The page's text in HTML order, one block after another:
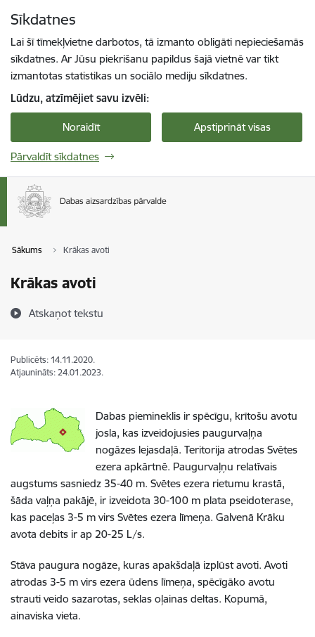
Sīkdatnes
Lai šī tīmekļvietne darbotos, tā izmanto obligāti nepieciešamās
sīkdatnes. Ar Jūsu piekrišanu papildus šajā vietnē var tikt
izmantotas statistikas un sociālo mediju sīkdatnes.
Lūdzu, atzīmējiet savu izvēli:
Noraidīt Apstiprināt visas
Pārvaldīt sīkdatnes
Sākums Krākas avoti
Krākas avoti
Atskaņot tekstu
Publicēts: 14.11.2020.
Atjaunināts: 24.01.2023.
Dabas piemineklis ir spēcīgu, krītošu avotu
josla, kas izveidojusies paugurvaļņa
nogāzes lejasdaļā. Teritorija atrodas Svētes
ezera apkārtnē. Paugurvaļņu relatīvais
augstums sasniedz 35-40 m. Svētes ezera rietumu krastā,
šāda vaļņa pakājē, ir izveidota 30-100 m plata pseidoterase,
kas paceļas 3-5 m virs Svētes ezera līmeņa. Galvenā Krāku
avota debits ir ap 20-25 L/s.
Stāva paugura nogāze, kuras apakšdaļā izplūst avoti. Avoti
atrodas 3-5 m virs ezera ūdens līmeņa, spēcīgāko avotu
strauti veido sazarotas, seklas oļainas deltas. Kopumā,
ainaviska vieta.